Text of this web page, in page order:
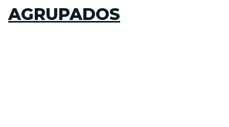
AGRUPADOS